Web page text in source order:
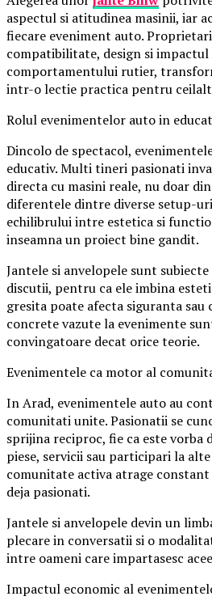
aspectul si atitudinea masinii, iar
fiecare eveniment auto.
compatibilitate, design si impactul
comportamentului rutier,
intr-o lectie practica pentru
Rolul evenimentelor auto in
Dincolo de spectacol,
educativ. Multi tineri pasionati
directa cu masini reale, nu doar
diferentele dintre diverse setup-
echilibrului intre estetica si
inseamna un proiect bine gandit.
Jantele si anvelopele sunt
discutii, pentru ca ele imbina
gresita poate afecta siguranta
concrete vazute la evenimente
convingatoare decat orice teorie.
Evenimentele ca motor al
In Arad, evenimentele auto au
comunitati unite. Pasionatii se
sprijina reciproc, fie ca este vorba
piese, servicii sau participari la
comunitate activa atrage
deja pasionati.
Jantele si anvelopele devin un
plecare in conversatii si o
intre oameni care impartasesc
Impactul economic al